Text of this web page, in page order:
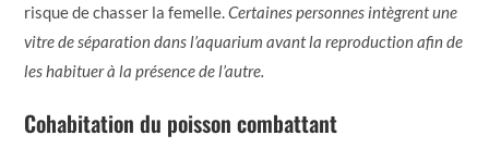
risque de chasser la femelle.Certaines personnes intègrent une
vitre de séparation dans l’aquarium avant la reproduction afin de
les habituer à la présence de l’autre.
Cohabitation du poisson combattant